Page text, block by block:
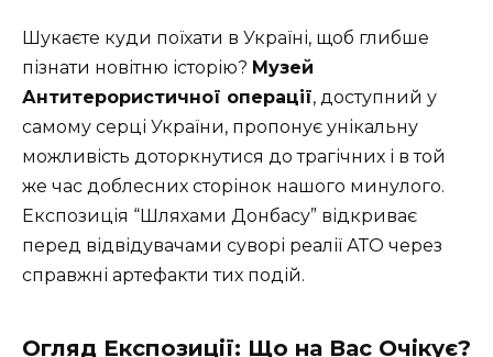
Шукаєте куди поїхати в Україні, щоб глибше
пізнати новітню історію? Музей
Антитерористичної операції, доступний у
самому серці України, пропонує унікальну
можливість доторкнутися до трагічних і в той
же час доблесних сторінок нашого минулого.
Експозиція “Шляхами Донбасу” відкриває
перед відвідувачами суворі реалії АТО через
справжні артефакти тих подій.
Огляд Експозиції: Що на Вас Очікує?